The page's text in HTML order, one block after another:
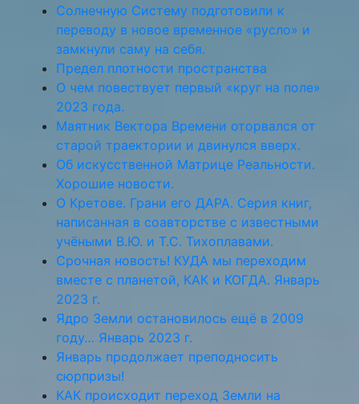
Солнечную Систему подготовили к
переводу в новое временное «русло» и
замкнули саму на себя.
Предел плотности пространства
О чем повествует первый «круг на поле»
2023 года.
Маятник Вектора Времени оторвался от
старой траектории и двинулся вверх.
Об искусственной Матрице Реальности.
Хорошие новости.
О Кретове. Грани его ДАРА. Серия книг,
написанная в соавторстве с известными
учёными В.Ю. и Т.С. Тихоплавами.
Срочная новость! КУДА мы переходим
вместе с планетой, КАК и КОГДА. Январь
2023 г.
Ядро Земли остановилось ещё в 2009
году… Январь 2023 г.
Январь продолжает преподносить
сюрпризы!
КАК происходит переход Земли на